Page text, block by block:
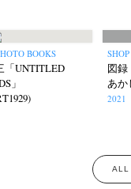
Terms &
Kazumichi Hashimoto
Masashi Otomo (47)
BOOKS
「UNTITLED
」
図録
あか
2021
ALL